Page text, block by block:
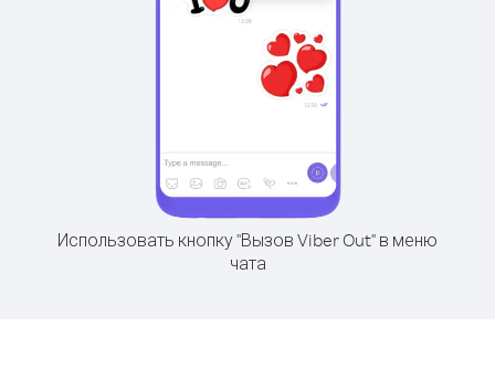
Использовать кнопку "Вызов Viber Out" в меню
чата